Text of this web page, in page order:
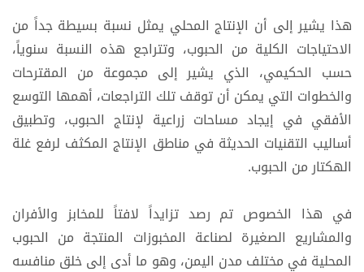
هذا يشير إلى أن الإنتاج المحلي يمثل نسبة بسيطة جداً من
الاحتياجات الكلية من الحبوب، وتتراجع هذه النسبة سنوياً،
حسب الحكيمي، الذي يشير إلى مجموعة من المقترحات
والخطوات التي يمكن أن توقف تلك التراجعات، أهمها التوسع
الأفقي في إيجاد مساحات زراعية لإنتاج الحبوب، وتطبيق
أساليب التقنيات الحديثة في مناطق الإنتاج المكثف لرفع غلة
الهكتار من الحبوب.
في هذا الخصوص تم رصد تزايداً لافتاً للمخابز والأفران
والمشاريع الصغيرة لصناعة المخبوزات المنتجة من الحبوب
المحلية في مختلف مدن اليمن، وهو ما أدى إلى خلق منافسه